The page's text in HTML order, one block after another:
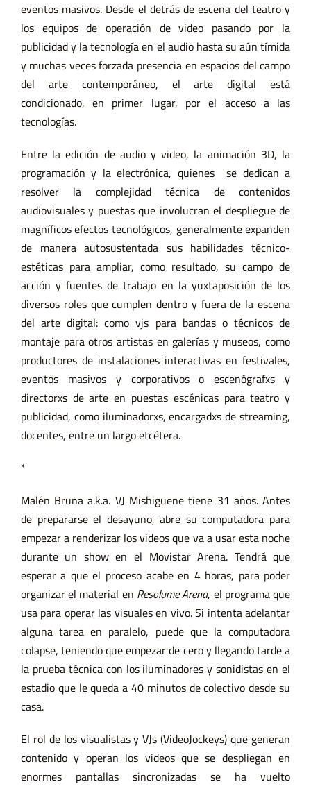
eventos masivos. Desde el detrás de escena del teatro y
los equipos de operación de video pasando por la
publicidad y la tecnología en el audio hasta su aún tímida
y muchas veces forzada presencia en espacios del campo
del arte contemporáneo, el arte digital está
condicionado, en primer lugar, por el acceso a las
tecnologías.
Entre la edición de audio y video, la animación 3D, la
programación y la electrónica, quienes se dedican a
resolver la complejidad técnica de contenidos
audiovisuales y puestas que involucran el despliegue de
magníficos efectos tecnológicos, generalmente expanden
de manera autosustentada sus habilidades técnico-
estéticas para ampliar, como resultado, su campo de
acción y fuentes de trabajo en la yuxtaposición de los
diversos roles que cumplen dentro y fuera de la escena
del arte digital: como vjs para bandas o técnicos de
montaje para otros artistas en galerías y museos, como
productores de instalaciones interactivas en festivales,
eventos masivos y corporativos o escenógrafxs y
directorxs de arte en puestas escénicas para teatro y
publicidad, como iluminadorxs, encargadxs de streaming,
docentes, entre un largo etcétera.
*
Malén Bruna a.k.a. VJ Mishiguene tiene 31 años. Antes
de prepararse el desayuno, abre su computadora para
empezar a renderizar los videos que va a usar esta noche
durante un show en el Movistar Arena. Tendrá que
esperar a que el proceso acabe en 4 horas, para poder
organizar el material en Resolume Arena, el programa que
usa para operar las visuales en vivo. Si intenta adelantar
alguna tarea en paralelo, puede que la computadora
colapse, teniendo que empezar de cero y llegando tarde a
la prueba técnica con los iluminadores y sonidistas en el
estadio que le queda a 40 minutos de colectivo desde su
casa.
El rol de los visualistas y VJs (VideoJockeys) que generan
contenido y operan los videos que se despliegan en
enormes pantallas sincronizadas se ha vuelto